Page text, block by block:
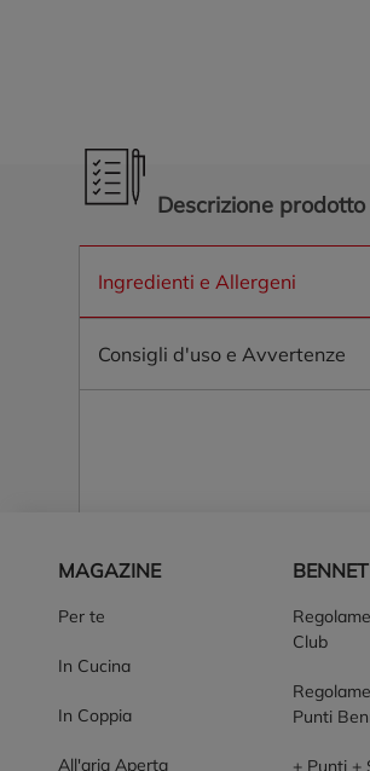
Descrizione prodotto
Ingredienti e Allergeni
Consigli d'uso e Avvertenze
MAGAZINE
Per te
In Cucina
In Coppia
All'aria Aperta
Club
Punti
+ Punti +